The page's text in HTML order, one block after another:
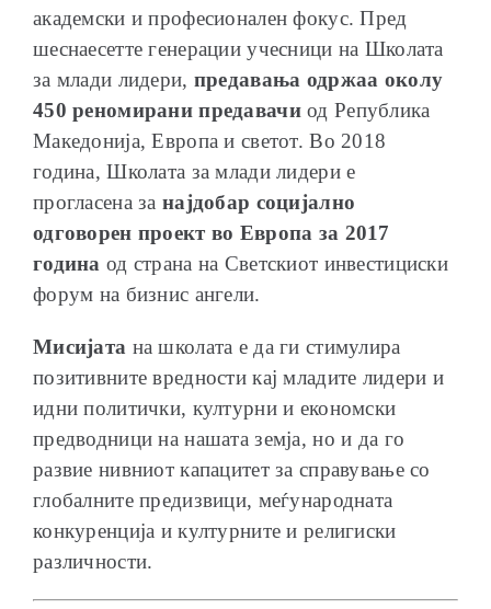
академски и професионален фокус. Пред
шеснаесетте генерации учесници на Школата
за млади лидери, предавања одржаа околу
450 реномирани предавачиод Република
Македонија, Европа и светот. Во 2018
година, Школата за млади лидери е
прогласена за најдобар социјално
одговорен проект во Европа за 2017
година од страна на Светскиот инвестициски
форум на бизнис ангели.
Мисијата на школата е да ги стимулира
позитивните вредности кај младите лидери и
идни политички, културни и економски
предводници на нашата земја, но и да го
развие нивниот капацитет за справување со
глобалните предизвици, меѓународната
конкуренција и културните и религиски
различности.